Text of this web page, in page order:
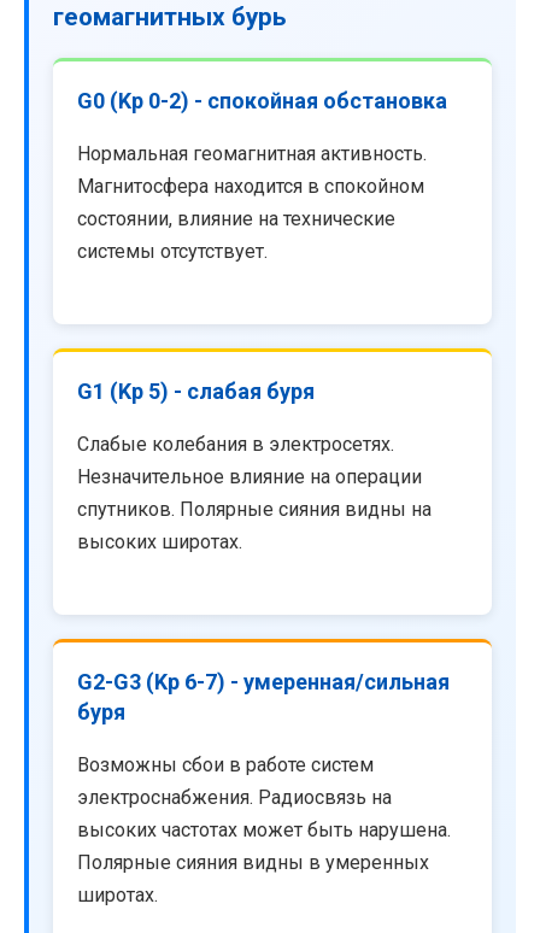
геомагнитных бурь
G0 (Kp 0-2) - спокойная обстановка
Нормальная геомагнитная активность.
Магнитосфера находится в спокойном
состоянии, влияние на технические
системы отсутствует.
G1 (Kp 5) - слабая буря
Слабые колебания в электросетях.
Незначительное влияние на операции
спутников. Полярные сияния видны на
высоких широтах.
G2-G3 (Kp 6-7) - умеренная/сильная
буря
Возможны сбои в работе систем
электроснабжения. Радиосвязь на
высоких частотах может быть нарушена.
Полярные сияния видны в умеренных
широтах.